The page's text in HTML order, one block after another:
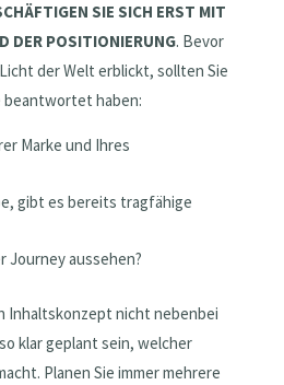
SIE SICH ERST MIT
DER POSITIONIERUNG. Bevor
der Welt erblickt, sollten Sie
beantwortet haben:
Marke und Ihres
gibt es bereits tragfähige
Journey aussehen?
Inhaltskonzept nicht nebenbei
klar geplant sein, welcher
Planen Sie immer mehrere